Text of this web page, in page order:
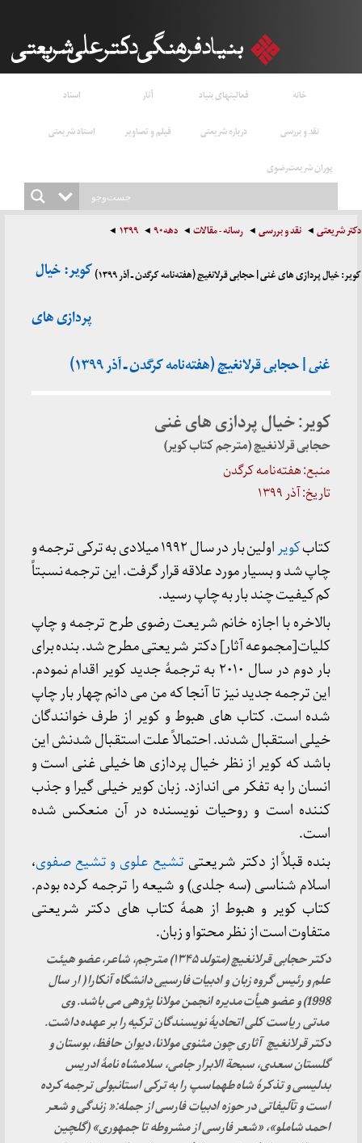
خانه فعالیتهای بنیاد آثار
اسناد
نقد و بررسی
درباره شریعتی فیلم و تصاویر
استاد شریعتی
پوران شریعت‌رضوی
دکتر شریعتی نقد و بررسی رسانه - مقالات دهه۹۰ ۱۳۹۹
کویر: خیال پردازی های غنی | حجابی قرلانغیچ (هفته‌نامه کرگدن ـ آذر ۱۳۹۹)
کویر: خیال
پردازی های
غنی | حجابی قرلانغیچ (هفته‌نامه کرگدن ـ آذر ۱۳۹۹)
کویر: خیال پردازی های غنی
حجابی قرلانغیچ (مترجم کتاب کویر)
منبع: هفته‌نامه کرگدن
تاریخ: آذر ۱۳۹۹
کتابکویر
اولین بار در سال ۱۹۹۲ میلادی به ترکی ترجمه و
چاپ شد و بسیار مورد علاقه قرار گرفت. این ترجمه نسبتاً
کم کیفیت چند بار به چاپ رسید.
بالاخره با اجازه خانم شریعت رضوی طرح ترجمه و چاپ
کلیات[مجموعه آثار] دکتر شریعتی مطرح شد. بنده برای
بار دوم در سال ۲۰۱۰ به ترجمۀ جدید کویر اقدام نمودم.
این ترجمه جدید نیز تا آنجا که من می دانم چهار بار چاپ
شده است. کتاب های هبوط و کویر از طرف خوانندگان
خیلی استقبال شدند. احتمالاً علت استقبال شدنش این
باشد که کویر از نظر خیال پردازی ها خیلی غنی است و
انسان را به تفکر می اندازد. زبان کویر خیلی گیرا و جذب
کننده است و روحیات نویسنده در آن منعکس شده
است.
بنده قبلاً از دکتر شریعتی تشیع علوی و تشیع صفوی،
اسلام شناسی (سه جلدی) و شیعه را ترجمه کرده بودم.
کتاب کویر و هبوط از همۀ کتاب های دکتر شریعتی
متفاوت است از نظر محتوا و زبان.
دکتر حجابی قرلانغیچ (متولد ۱۳۴۵) مترجم، شاعر، عضو هیئت
علم و رئیس گروه زبان و ادبیات فارسیی دانشگاه آنکارا ( ار سال
1998) و عضو هیأت مدیره انجمن مولانا پژوهی می باشد. وی
مدتی ریاست کلی اتحادیۀ نویسندگان ترکیه را بر عهده داشت.
دکتر قرلانغیچ آثاری چون مثنوی مولانا، دیوان حافظ، بوستان و
گلستان سعدی، سبحة الابرار جامی، سلامشاه نامۀ ادریس
بدلیسی و تذکرۀ شاه طهماسپ را به ترکی استانبولی ترجمه کرده
است و تآلیفاتی در حوزه ادبیات فارسی از جمله:« زندگی و شعر
احمد شاملو»، «شعر فارسی از مشروطه تا جمهوری» (گلچین